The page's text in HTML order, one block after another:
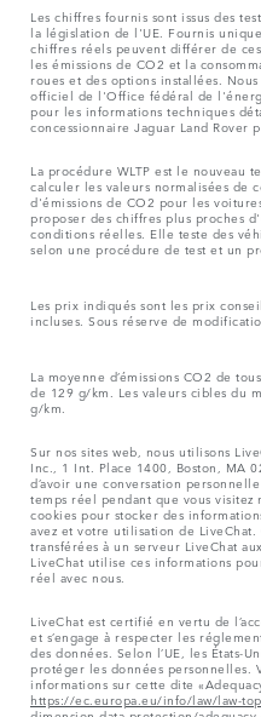
Les chiffres fournis sont issus des
la législation de l'UE. Fournis
chiffres réels peuvent différer de
les émissions de CO2 et la
roues et des options installées.
officiel de l'Office fédéral de
pour les informations techniques
concessionnaire Jaguar Land Rover
La procédure WLTP est le
calculer les valeurs normalisées de
d'émissions de CO2 pour les
proposer des chiffres plus proches
conditions réelles. Elle teste des
selon une procédure de test et un
Les prix indiqués sont les prix
incluses. Sous réserve de
La moyenne d’émissions CO2 de
de 129 g/km. Les valeurs cibles du
g/km.
Sur nos sites web, nous utilisons
Inc., 1 Int. Place 1400, Boston, MA
d’avoir une conversation
temps réel pendant que vous
cookies pour stocker des
avez et votre utilisation de
transférées à un serveur LiveChat
LiveChat utilise ces informations
réel avec nous.
LiveChat est certifié en vertu de
et s’engage à respecter les
des données. Selon l’UE, les États-
protéger les données personnelles.
informations sur cette dite
https://ec.europa.eu/info/law/law-